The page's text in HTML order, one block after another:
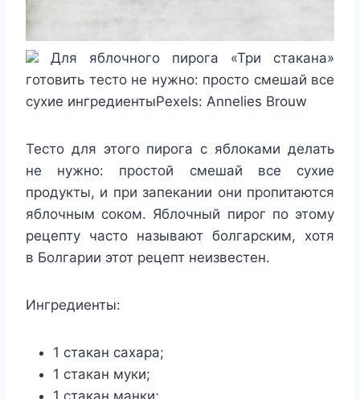
Для яблочного пирога «Три стакана»
готовить тесто не нужно: просто смешай все
сухие ингредиентыPexels: Annelies Brouw
Тесто для этого пирога с яблоками делать
не нужно: простой смешай все сухие
продукты, и при запекании они пропитаются
яблочным соком. Яблочный пирог по этому
рецепту часто называют болгарским, хотя
в Болгарии этот рецепт неизвестен.
Ингредиенты:
1 стакан сахара;
1 стакан муки;
1 стакан манки;